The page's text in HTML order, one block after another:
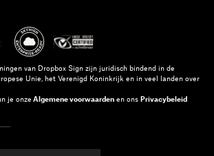
van Dropbox Sign zijn juridisch bindend in de
Unie, het Verenigd Koninkrijk en in veel landen over
je onze Algemene voorwaarden en ons Privacybeleid